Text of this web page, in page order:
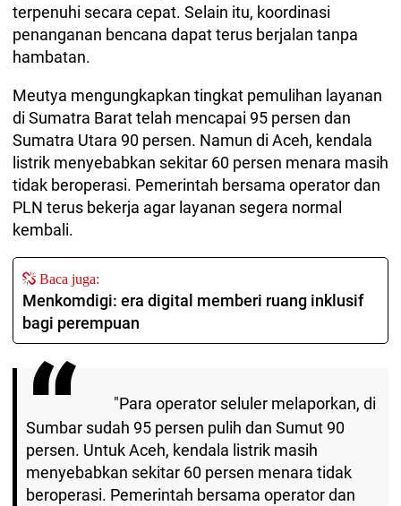
terpenuhi secara cepat. Selain itu, koordinasi
penanganan bencana dapat terus berjalan tanpa
hambatan.
Meutya mengungkapkan tingkat pemulihan layanan
di Sumatra Barat telah mencapai 95 persen dan
Sumatra Utara 90 persen. Namun di Aceh, kendala
listrik menyebabkan sekitar 60 persen menara masih
tidak beroperasi. Pemerintah bersama operator dan
PLN terus bekerja agar layanan segera normal
kembali.
Baca juga:
Menkomdigi: era digital memberi ruang inklusif
bagi perempuan
"Para operator seluler melaporkan, di
Sumbar sudah 95 persen pulih dan Sumut 90
persen. Untuk Aceh, kendala listrik masih
menyebabkan sekitar 60 persen menara tidak
beroperasi. Pemerintah bersama operator dan